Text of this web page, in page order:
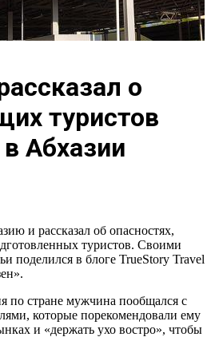
о
туристов
Абхазии
и рассказал об опасностях,
туристов. Своими
поделился в блоге TrueStory Travel
по стране мужчина пообщался с
которые порекомендовали ему
и «держать ухо востро», чтобы